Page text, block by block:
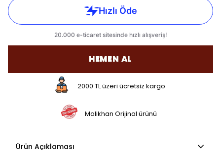
HEMEN AL
2000 TL üzeri ücretsiz kargo
Malikhan Orijinal ürünü
Ürün Açıklaması